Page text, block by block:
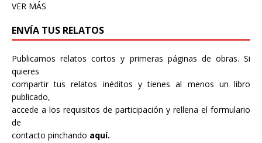
VER MÁS
ENVÍA TUS RELATOS
Publicamos relatos cortos y primeras páginas de obras. Si
quieres
compartir tus relatos inéditos y tienes al menos un libro
publicado,
accede a los requisitos de participación y rellena el formulario
de
contacto pinchando aquí.